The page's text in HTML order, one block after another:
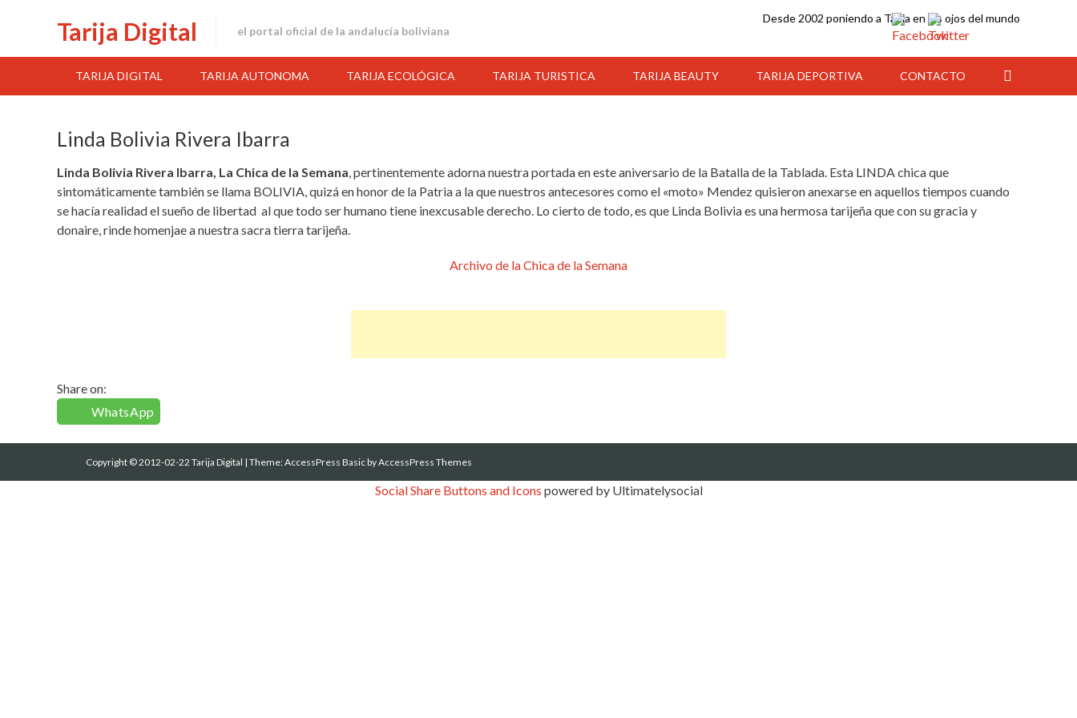
Tarija Digital el portal oficial de la andalucía boliviana
Desde 2002 poniendo a Tarija en los ojos del mundo
TARIJA DIGITAL TARIJA AUTONOMA TARIJA ECOLÓGICA TARIJA TURISTICA TARIJA BEAUTY TARIJA DEPORTIVA CONTACTO
Linda Bolivia Rivera Ibarra
Linda Bolivia Rivera Ibarra, La Chica de la Semana, pertinentemente adorna nuestra portada en este aniversario de la Batalla de la Tablada. Esta LINDA chica que
sintomáticamente también se llama BOLIVIA, quizá en honor de la Patria a la que nuestros antecesores como el «moto» Mendez quisieron anexarse en aquellos tiempos cuando
se hacía realidad el sueño de libertad al que todo ser humano tiene inexcusable derecho. Lo cierto de todo, es que Linda Bolivia es una hermosa tarijeña que con su gracia y
donaire, rinde homenjae a nuestra sacra tierra tarijeña.
Archivo de la Chica de la Semana
Share on:
WhatsApp
Copyright © 2012-02-22 Tarija Digital |Theme:AccessPress Basicby AccessPress Themes
Social Share Buttons and Icons powered by Ultimatelysocial